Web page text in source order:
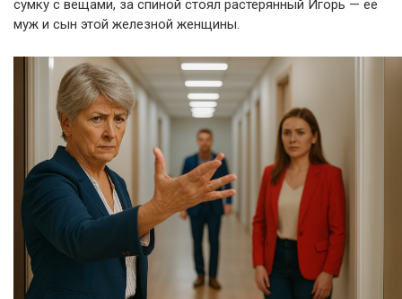
сумку с вещами, за спиной стоял растерянный Игорь — её
муж и сын этой железной женщины.